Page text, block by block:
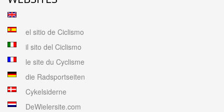
el sitio de Ciclismo
il sito del Ciclismo
le site du Cyclisme
die Radsportseiten
Cykelsiderne
DeWielersite.com